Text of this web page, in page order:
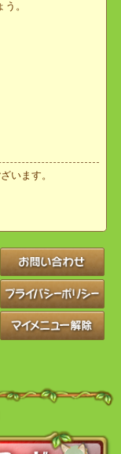
問以下の場合にも、初
ちと協力しながら『ぷ
ょう。
ございます。